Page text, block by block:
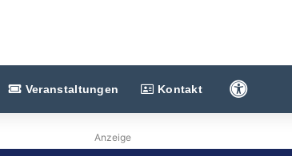
Veranstaltungen Kontakt
Anzeige